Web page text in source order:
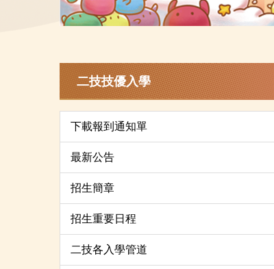
二技技優入學
下載報到通知單
最新公告
招生簡章
招生重要日程
二技各入學管道